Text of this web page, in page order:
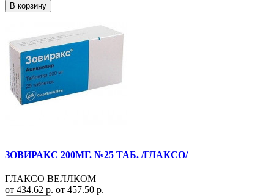
В корзину
ЗОВИРАКС 200МГ. №25 ТАБ. /ГЛАКСО/
ГЛАКСО ВЕЛЛКОМ
от 434.62 р. от 457.50 р.